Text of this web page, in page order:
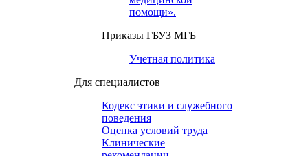
помощи».
Приказы ГБУЗ МГБ
Учетная политика
Для специалистов
Кодекс этики и служебного
поведения
Оценка условий труда
Клинические